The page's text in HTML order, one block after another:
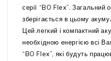
серії “BO Flex”. Загальний
зберігається в цьому
Цей легкий і компактний
необхідною енергією всі
“BO Flex”, які будуть